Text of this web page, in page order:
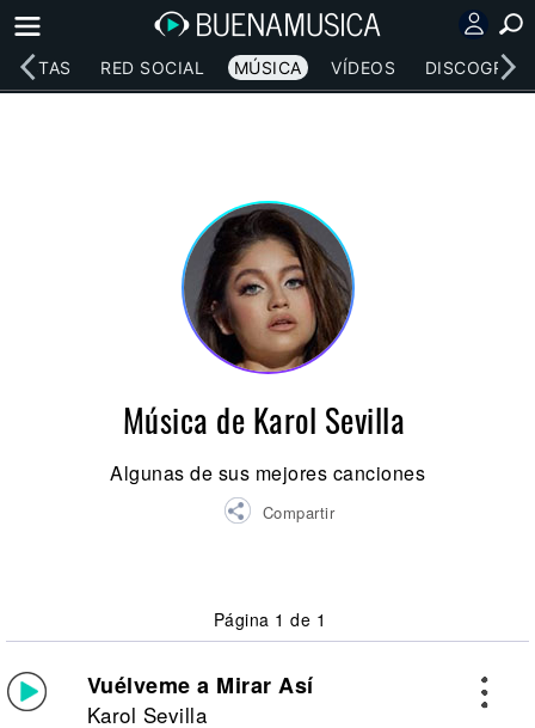
RED SOCIAL MÚSICA VÍDEOS
Música de Karol Sevilla
Algunas de sus mejores canciones
Compartir
Página 1 de 1
Vuélveme a Mirar Así
Karol Sevilla